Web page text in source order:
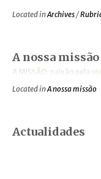
Located inArchives/
A nossa missão
A MISSÃO: paixão pela
Located inA nossa missão
Actualidades